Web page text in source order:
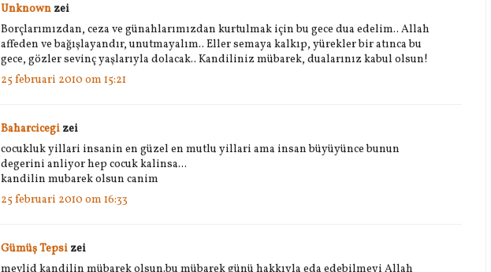
Unknown zei
Borçlarımızdan, ceza ve günahlarımızdan kurtulmak için bu gece dua edelim.. Allah
affeden ve bağışlayandır, unutmayalım.. Eller semaya kalkıp, yürekler bir atınca bu
gece, gözler sevinç yaşlarıyla dolacak.. Kandiliniz mübarek, dualarınız kabul olsun!
25 februari 2010 om 15:21
Baharcicegi zei
cocukluk yillari insanin en güzel en mutlu yillari ama insan büyüyünce bunun
degerini anliyor hep cocuk kalinsa...
kandilin mubarek olsun canim
25 februari 2010 om 16:33
Gümüş Tepsi zei
mevlid kandilin mübarek olsun.bu mübarek günü hakkıyla eda edebilmeyi Allah